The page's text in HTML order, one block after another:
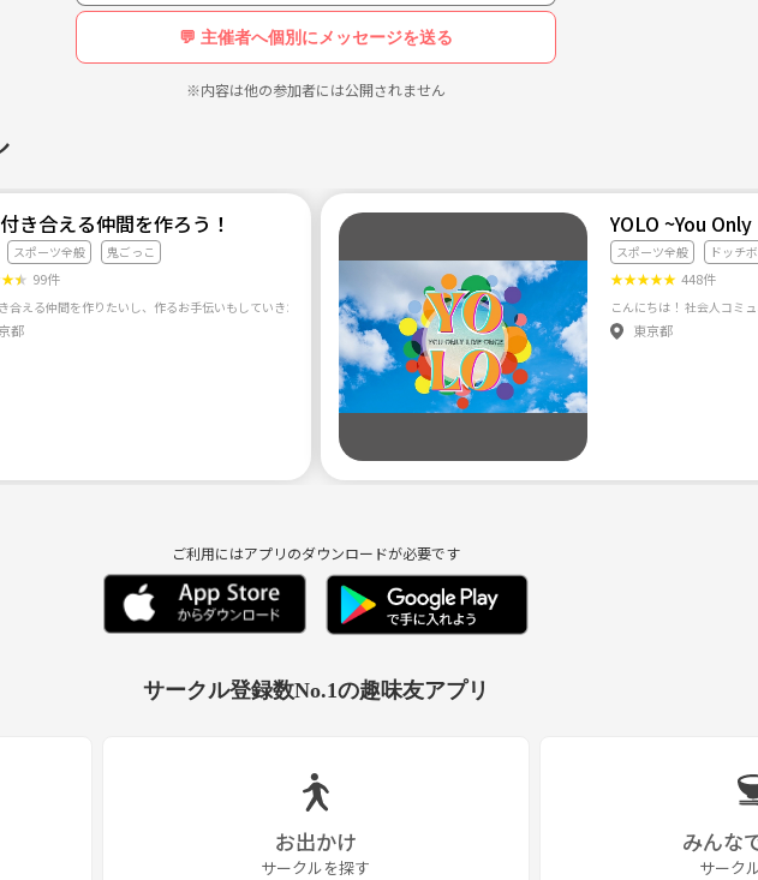
の方が多いです）
～になります！
心です。
すい環境です！
したいと思ったら途中から参加することも可能です。
フレンドリーで、すぐに仲良くなれますよ。
いう方にオススメです(#^.^#)
💬 主催者へ個別にメッセージを送る
※内容は他の参加者には公開されません
き合える仲間を作ろう！
スポーツ全般 鬼ごっこ
★★ 99件
合える仲間を作りたいし、作るお手伝いもしていきたい！ そんな思いで立ち上げました！ ご縁が繋がる場を色々企画して行くので よ
都
YOLO ~You
スポーツ全般 ドッチ
★★★★★ 448件
東京都
ご利用にはアプリのダウンロードが必要です
サークル登録数No.1の趣味友アプリ
お出かけ
サークルを探す
みんな
サーク